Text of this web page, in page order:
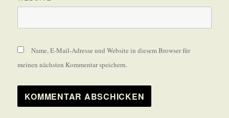
Name, E-Mail-Adresse und Website in diesem Browser für
meinen nächsten Kommentar speichern.